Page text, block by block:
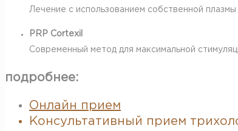
Лечение с использованием собственной
PRP Cortexil
Современный метод для максимальной
подробнее:
Онлайн прием
Консультативный прием